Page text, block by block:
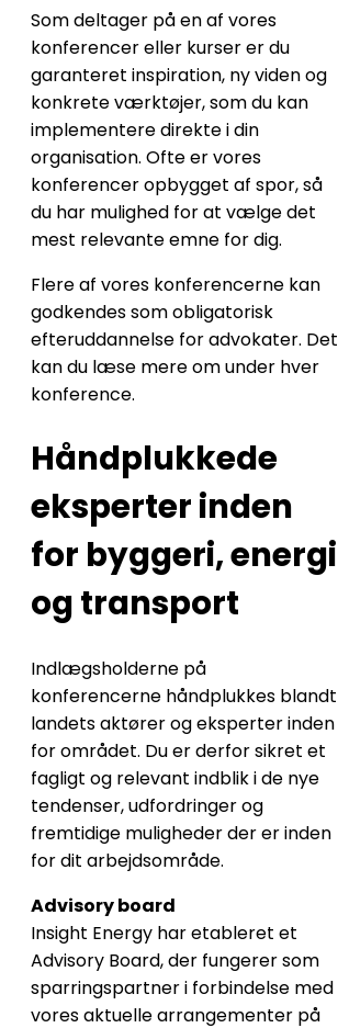
Som deltager på en af vores
konferencer eller kurser er du
garanteret inspiration, ny viden og
konkrete værktøjer, som du kan
implementere direkte i din
organisation. Ofte er vores
konferencer opbygget af spor, så
du har mulighed for at vælge det
mest relevante emne for dig.
Flere af vores konferencerne kan
godkendes som obligatorisk
efteruddannelse for advokater. Det
kan du læse mere om under hver
konference.
Håndplukkede
eksperter inden
for byggeri, energi
og transport
Indlægsholderne på
konferencerne håndplukkes blandt
landets aktører og eksperter inden
for området. Du er derfor sikret et
fagligt og relevant indblik i de nye
tendenser, udfordringer og
fremtidige muligheder der er inden
for dit arbejdsområde.
Advisory board
Insight Energy har etableret et
Advisory Board, der fungerer som
sparringspartner i forbindelse med
vores aktuelle arrangementer på